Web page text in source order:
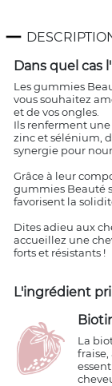
remove
Dans quel cas
Les gummies
vous souhaitez
et de vos ongles.
Ils renferment
zinc et sélénium,
synergie pour
Grâce à leur
gummies Beauté
favorisent la
Dites adieu aux
accueillez une
forts et résistants !
L'ingrédient
La
fraise,